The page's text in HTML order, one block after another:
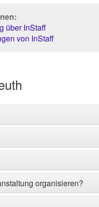
über InStaff
von InStaff
organisieren?